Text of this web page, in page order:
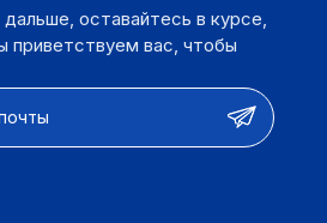
оставайтесь в курсе,
приветствуем вас, чтобы